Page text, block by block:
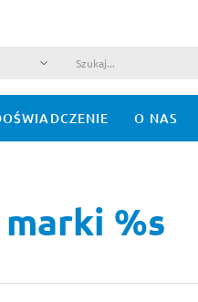
O NAS
%s